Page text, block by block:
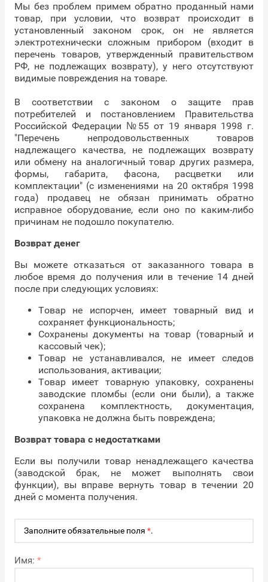
Мы без проблем примем обратно проданный нами
товар, при условии, что возврат происходит в
установленный законом срок, он не является
электротехнически сложным прибором (входит в
перечень товаров, утвержденный правительством
РФ, не подлежащих возврату), у него отсутствуют
видимые повреждения на товаре.
В соответствии с законом о защите прав
потребителей и постановлением Правительства
Российской Федерации №55 от 19 января 1998 г.
"Перечень непродовольственных товаров
надлежащего качества, не подлежащих возврату
или обмену на аналогичный товар других размера,
формы, габарита, фасона, расцветки или
комплектации" (с изменениями на 20 октября 1998
года) продавец не обязан принимать обратно
исправное оборудование, если оно по каким-либо
причинам не подошло покупателю.
Возврат денег
Вы можете отказаться от заказанного товара в
любое время до получения или в течение 14 дней
после при следующих условиях:
Товар не испорчен, имеет товарный вид и
сохраняет функциональность;
Сохранены документы на товар (товарный и
кассовый чек);
Товар не устанавливался, не имеет следов
использования, активации;
Товар имеет товарную упаковку, сохранены
заводские пломбы (если они были), а также
сохранена комплектность, документация,
упаковка не должна быть повреждена;
Возврат товара с недостатками
Если вы получили товар ненадлежащего качества
(заводской брак, не может выполнять свои
функции), вы вправе вернуть товар в течении 20
дней с момента получения.
Заполните обязательные поля *.
Имя: *